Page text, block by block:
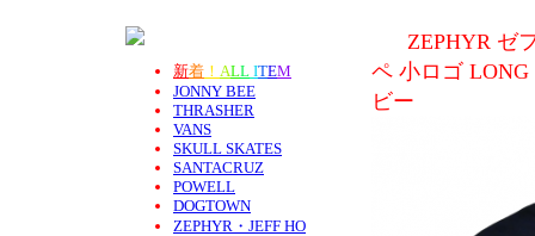
新着 ！ ALL ITEM
JONNY BEE
THRASHER
VANS
SKULL SKATES
SANTACRUZ
POWELL
DOGTOWN
ZEPHYR・JEFF HO
ZEPHYR ゼ
ペ 小ロゴ
ビー